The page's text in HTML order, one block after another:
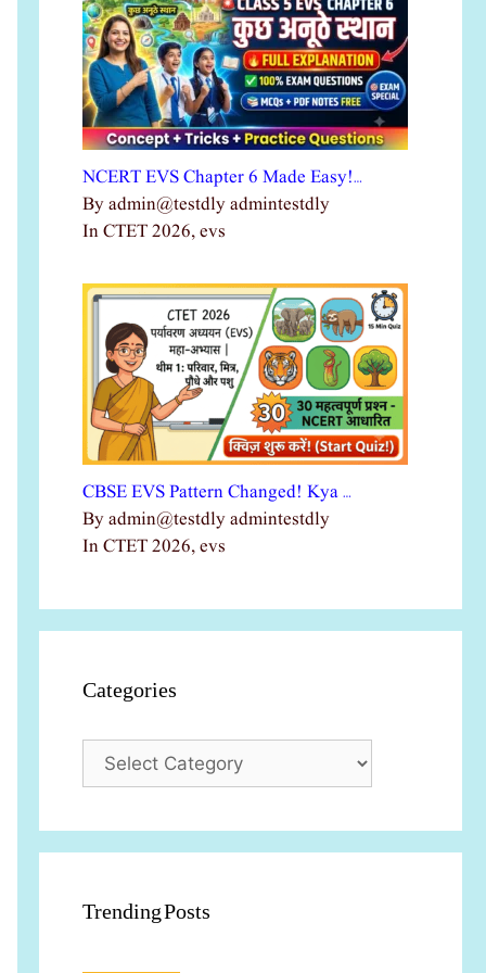
NCERT EVS Chapter 6 Made Easy!…
By admin@testdly admintestdly
In CTET 2026, evs
CBSE EVS Pattern Changed! Kya …
By admin@testdly admintestdly
In CTET 2026, evs
Categories
Categories
Trending Posts